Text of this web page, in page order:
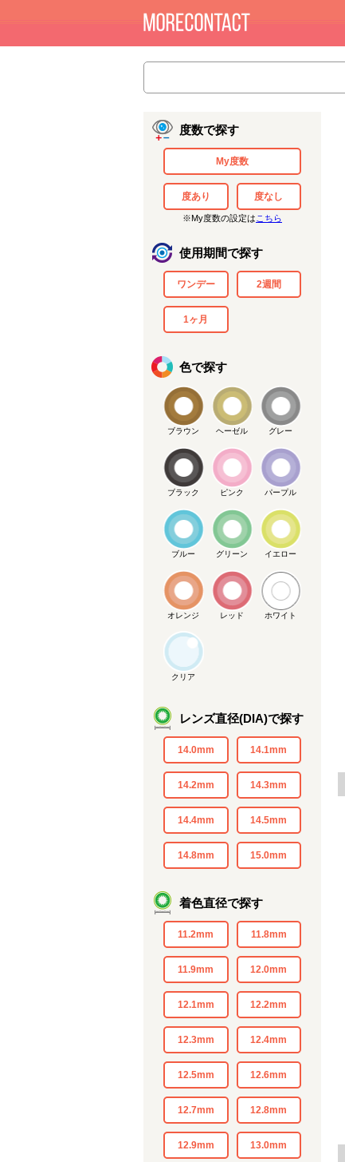
度数で探す
My度数
度あり 度なし
※My度数の設定は こちら
使用期間で探す
ワンデー 2週間
1ヶ月
色で探す
ブラウン ヘーゼル グレー
ブラック ピンク パープル
ブルー グリーン イエロー
オレンジ レッド ホワイト
クリア
レンズ直径(DIA)で探す
14.0mm 14.1mm
14.2mm 14.3mm
14.4mm 14.5mm
14.8mm 15.0mm
着色直径で探す
11.2mm 11.8mm
11.9mm 12.0mm
12.1mm 12.2mm
12.3mm 12.4mm
12.5mm 12.6mm
12.7mm 12.8mm
12.9mm 13.0mm